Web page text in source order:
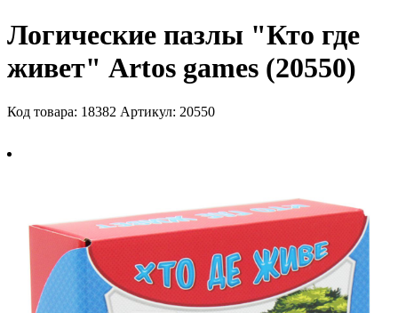
Логические пазлы "Кто где
живет" Artos games (20550)
Код товара: 18382 Артикул: 20550